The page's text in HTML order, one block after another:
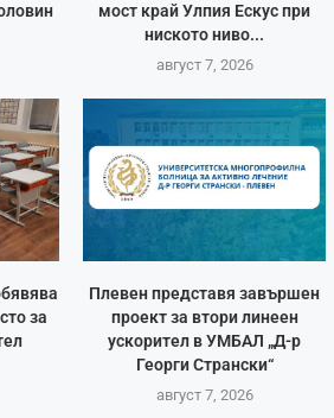
мост край Улпия Ескус при
ниското ниво...
август 7, 2026
за
Плевен представя завършен
проект за втори линеен
ускорител в УМБАЛ „Д-р
Георги Странски“
август 7, 2026